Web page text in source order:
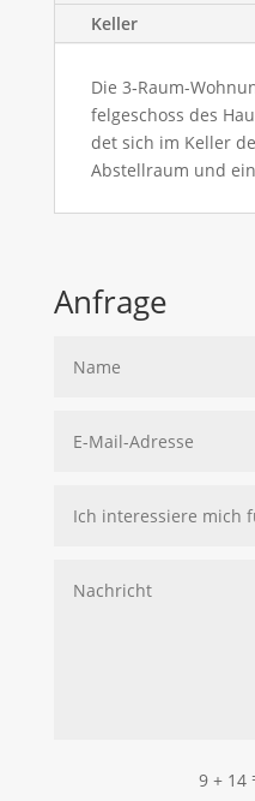
Kel­ler
Die 3‑Raum-
fel­ge­schoss des
det sich im Kel­ler
Abstell­raum und
Anfra­ge
9 + 14